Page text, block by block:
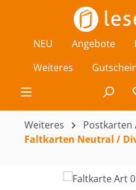
Zum Hauptinhalt springen
NEU Angebote
Weiteres
Weiteres
Postkarten
Faltkarten Neutral /
Bildergalerie überspringen